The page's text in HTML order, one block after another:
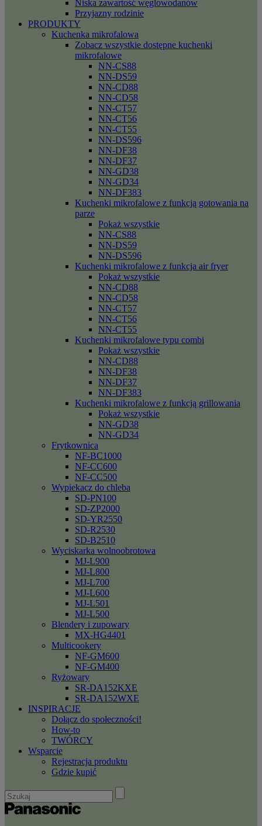
Niska zawartość węglowodanów
Przyjazny rodzinie
PRODUKTY
Kuchenka mikrofalowa
Zobacz wszystkie dostępne kuchenki
mikrofalowe
NN-CS88
NN-DS59
NN-CD88
NN-CD58
NN-CT57
NN-CT56
NN-CT55
NN-DS596
NN-DF38
NN-DF37
NN-GD38
NN-GD34
NN-DF383
Kuchenki mikrofalowe z funkcją gotowania na
parze
Pokaż wszystkie
NN-CS88
NN-DS59
NN-DS596
Kuchenki mikrofalowe z funkcja air fryer
Pokaż wszystkie
NN-CD88
NN-CD58
NN-CT57
NN-CT56
NN-CT55
Kuchenki mikrofalowe typu combi
Pokaż wszystkie
NN-CD88
NN-DF38
NN-DF37
NN-DF383
Kuchenki mikrofalowe z funkcją grillowania
Pokaż wszystkie
NN-GD38
NN-GD34
Frytkownica
NF-BC1000
NF-CC600
NF-CC500
Wypiekacz do chleba
SD-PN100
SD-ZP2000
SD-YR2550
SD-R2530
SD-B2510
Wyciskarka wolnoobrotowa
MJ-L900
MJ-L800
MJ-L700
MJ-L600
MJ-L501
MJ-L500
Blendery i zupowary
MX-HG4401
Multicookery
NF-GM600
NF-GM400
Ryżowary
SR-DA152KXE
SR-DA152WXE
INSPIRACJE
Dołącz do społeczności!
How-to
TWÓRCY
Wsparcie
Rejestracja produktu
Gdzie kupić